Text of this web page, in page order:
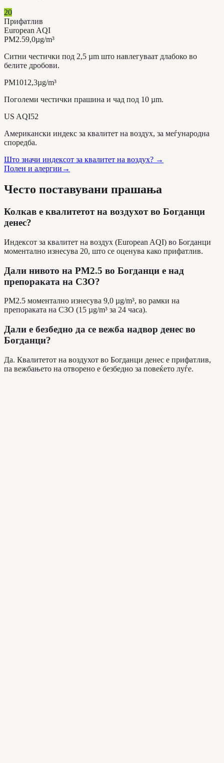
20
Прифатлив
European AQI
PM2.59,0µg/m³
Ситни честички под 2,5 µm што навлегуваат длабоко во
белите дробови.
PM1012,3µg/m³
Поголеми честички прашина и чад под 10 µm.
US AQI52
Американски индекс за квалитет на воздух, за меѓународна
споредба.
Што значи индексот за квалитет на воздух? →
Полен и алергии →
Често поставувани прашања
Колкав е квалитетот на воздухот во Богданци
денес?
Индексот за квалитет на воздух (European AQI) во Богданци
моментално изнесува 20, што се оценува како прифатлив.
Дали нивото на PM2.5 во Богданци е над
препораката на СЗО?
PM2.5 моментално изнесува 9,0 µg/m³, во рамки на
препораката на СЗО (15 µg/m³ за 24 часа).
Дали е безбедно да се вежба надвор денес во
Богданци?
Да. Квалитетот на воздухот во Богданци денес е прифатлив,
па вежбањето на отворено е безбедно за повеќето луѓе.